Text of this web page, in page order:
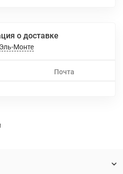
о доставке
Эль-Монте
Почта